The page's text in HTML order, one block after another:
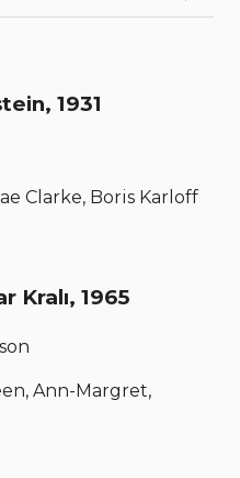
1931
Clarke, Boris Karloff
Kralı, 1965
Ann-Margret,